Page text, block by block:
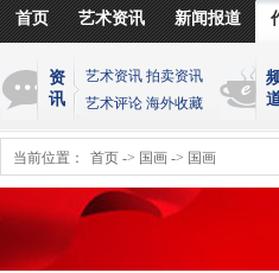
首页 艺术资讯 新闻报道
资
讯
艺术资讯 拍卖资讯
艺术评论 海外收藏
当前位置： 首页 -> 国画 -> 国画